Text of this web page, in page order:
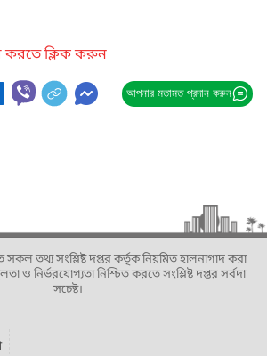
করতে ক্লিক করুন
আপনার মতামত প্রদান করুন
তথ্য সংশ্লিষ্ট দপ্তর কর্তৃক নিয়মিত হালনাগাদ করা
ও নির্ভরযোগ্যতা নিশ্চিত করতে সংশ্লিষ্ট দপ্তর সর্বদা
সচেষ্ট।